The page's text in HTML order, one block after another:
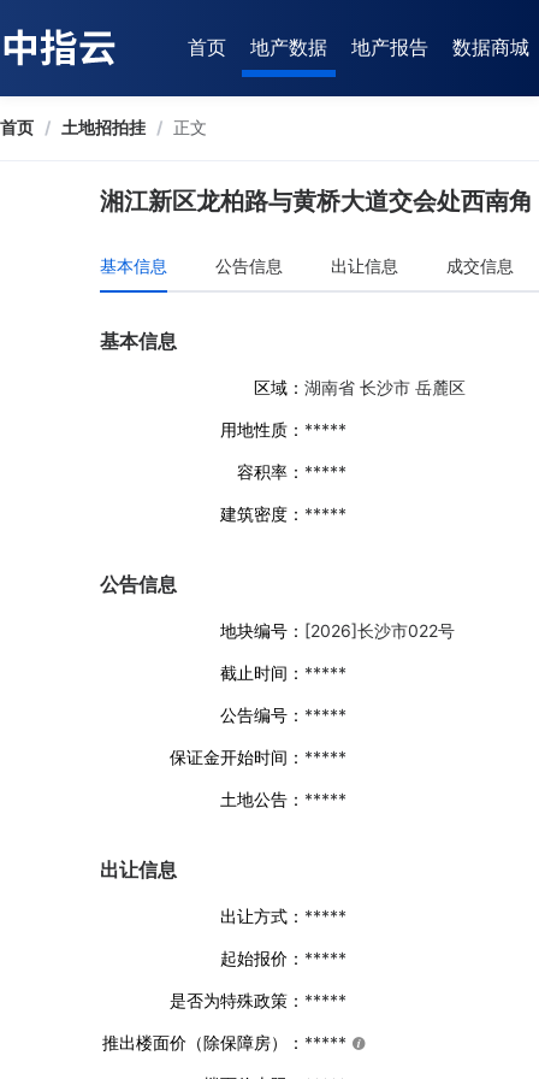
首页 地产数据 地产报告 数据商城
首页 / 土地招拍挂 / 正文
湘江新区龙柏路与黄桥大道交会处西南
基本信息 公告信息 出让信息 成交信息
基本信息
区域： 湖南省 长沙市 岳麓区
用地性质： *****
容积率： *****
建筑密度： *****
公告信息
地块编号： [2026]长沙市022号
截止时间： *****
公告编号： *****
保证金开始时间： *****
土地公告： *****
出让信息
出让方式： *****
起始报价： *****
是否为特殊政策： *****
推出楼面价（除保障房）： *****